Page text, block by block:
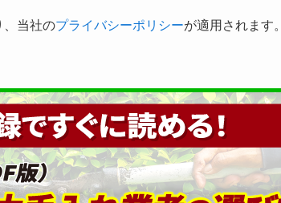
、当社のプライバシーポリシーが適用されます。